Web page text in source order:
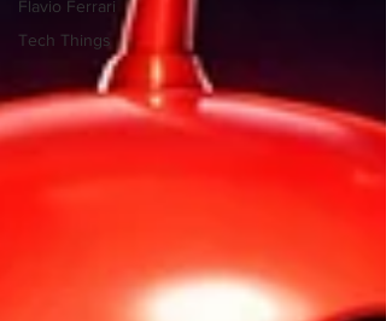
Flavio Ferrari
Tech Things